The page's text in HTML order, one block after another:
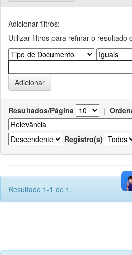
Adicionar filtros:
Utilizar filtros para refinar o resultado
Resultados/Página |
Registro(s)
Resultado 1-1 de 1.